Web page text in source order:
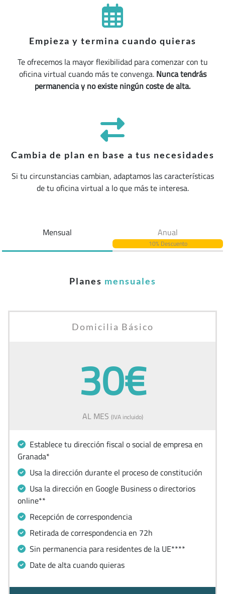
Empieza y termina cuando quieras
Te ofrecemos la mayor flexibilidad para comenzar con tu
oficina virtual cuando más te convenga.Nunca tendrás
permanencia y no existe ningún coste de alta.
Cambia de plan en base a tus necesidades
Si tu circunstancias cambian, adaptamos las características
de tu oficina virtual a lo que más te interesa.
Mensual Anual
10% Descuento
Planes mensuales
Domicilia Básico
30€
AL MES (IVA incluido)
Establece tu dirección fiscal o social de empresa en
Granada*
Usa la dirección durante el proceso de constitución
Usa la dirección en Google Business o directorios
online**
Recepción de correspondencia
Retirada de correspondencia en 72h
Sin permanencia para residentes de la UE****
Date de alta cuando quieras